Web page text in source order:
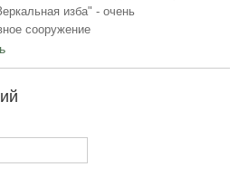
изба" - очень
сооружение